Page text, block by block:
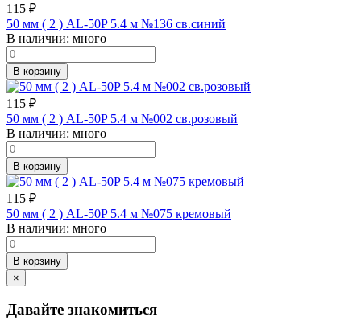
115 ₽
50 мм ( 2 ) AL-50P 5.4 м №136 св.синий
В наличии: много
В корзину
115 ₽
50 мм ( 2 ) AL-50P 5.4 м №002 св.розовый
В наличии: много
В корзину
115 ₽
50 мм ( 2 ) AL-50P 5.4 м №075 кремовый
В наличии: много
В корзину
×
Давайте знакомиться